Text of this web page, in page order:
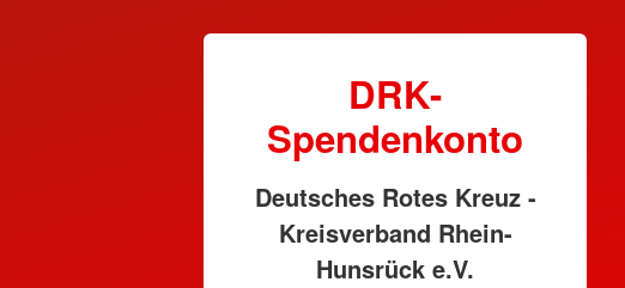
DRK-
Spendenkonto
Deutsches Rotes Kreuz -
Kreisverband Rhein-
Hunsrück e.V.